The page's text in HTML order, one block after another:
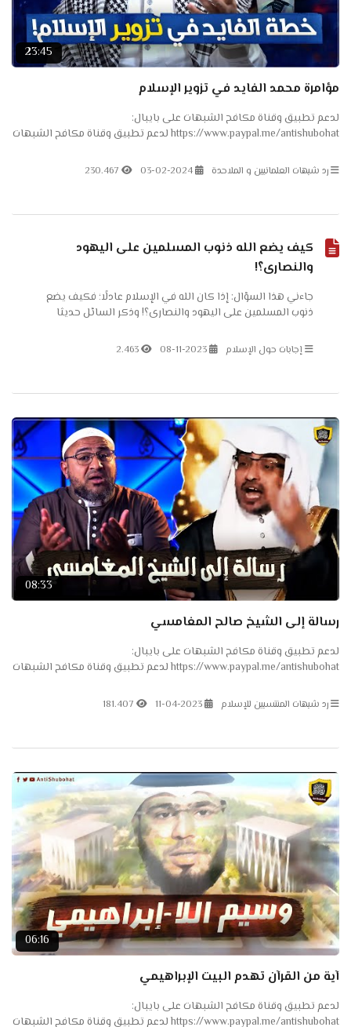
23:45
مؤامرة محمد الفايد في تزوير الإسلام
لدعم تطبيق وقناة مكافح الشبهات على بايبال:
https://www.paypal.me/antishubohat لدعم تطبيق وقناة مكافح الشبهات
فودافون...
رد شبهات العلمانيين و الملاحدة 03-02-2024
230.467
كيف يضع الله ذنوب المسلمين على اليهود
والنصارى؟!
جاءني هذا السؤال: إذا كان الله في الإسلام عادلًا؛ فكيف يضع
ذنوب المسلمين على اليهود والنصارى؟! وذكر السائل حديثا
إجابات حول الإسلام 08-11-2023
2.463
08:33
رسالة إلى الشيخ صالح المغامسي
لدعم تطبيق وقناة مكافح الشبهات على بايبال:
https://www.paypal.me/antishubohat لدعم تطبيق وقناة مكافح الشبهات
فودافون...
رد شبهات المنتسبين للإسلام 11-04-2023
181.407
06:16
آية من القرآن تهدم البيت الإبراهيمي
لدعم تطبيق وقناة مكافح الشبهات على بايبال:
https://www.paypal.me/antishubohat لدعم تطبيق وقناة مكافح الشبهات